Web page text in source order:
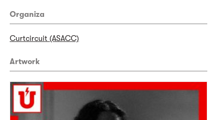
Organiza
Curtcircuit (ASACC)
Artwork